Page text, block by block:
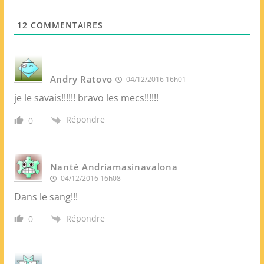
12 COMMENTAIRES
Andry Ratovo 04/12/2016 16h01
je le savais!!!!!! bravo les mecs!!!!!!
0 Répondre
Nanté Andriamasinavalona
04/12/2016 16h08
Dans le sang!!!
0 Répondre